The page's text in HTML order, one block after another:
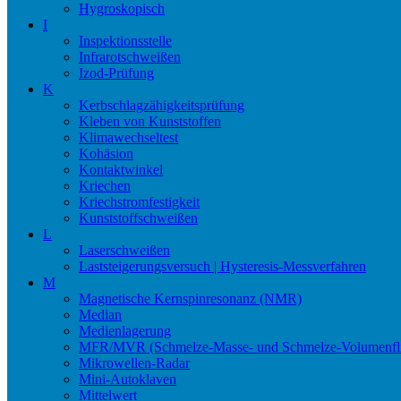
Hygroskopisch
I
Inspektionsstelle
Infrarotschweißen
Izod-Prüfung
K
Kerbschlagzähigkeitsprüfung
Kleben von Kunststoffen
Klimawechseltest
Kohäsion
Kontaktwinkel
Kriechen
Kriechstromfestigkeit
Kunststoffschweißen
L
Laserschweißen
Laststeigerungsversuch | Hysteresis-Messverfahren
M
Magnetische Kernspinresonanz (NMR)
Median
Medienlagerung
MFR/MVR (Schmelze-Masse- und Schmelze-
Mikrowellen-Radar
Mini-Autoklaven
Mittelwert